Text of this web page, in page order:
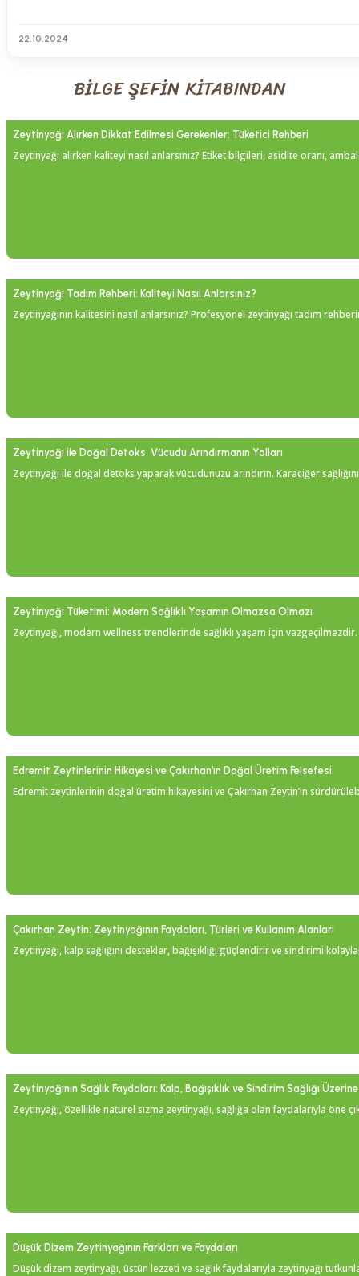
22.10.2024
BİLGE ŞEFİN KİTABINDAN
Zeytinyağı Alırken Dikkat Edilmesi Gerekenler: Tüketici Rehberi
Zeytinyağı alırken kaliteyi nasıl anlarsınız? Etiket bilgileri, asidite oranı,
Zeytinyağı Tadım Rehberi: Kaliteyi Nasıl Anlarsınız?
Zeytinyağının kalitesini nasıl anlarsınız? Profesyonel zeytinyağı tadım
Zeytinyağı ile Doğal Detoks: Vücudu Arındırmanın Yolları
Zeytinyağı ile doğal detoks yaparak vücudunuzu arındırın. Karaciğer
Zeytinyağı Tüketimi: Modern Sağlıklı Yaşamın Olmazsa Olmazı
Zeytinyağı, modern wellness trendlerinde sağlıklı yaşam için vazgeçilmezdir.
Edremit Zeytinlerinin Hikayesi ve Çakırhan’ın Doğal Üretim Felsefesi
Edremit zeytinlerinin doğal üretim hikayesini ve Çakırhan Zeytin’in
Çakırhan Zeytin: Zeytinyağının Faydaları, Türleri ve Kullanım Alanları
Zeytinyağı, kalp sağlığını destekler, bağışıklığı güçlendirir ve sindirimi
Zeytinyağının Sağlık Faydaları: Kalp, Bağışıklık ve Sindirim Sağlığı
Zeytinyağı, özellikle naturel sızma zeytinyağı, sağlığa olan faydalarıyla öne
Düşük Dizem Zeytinyağının Farkları ve Faydaları
Düşük dizem zeytinyağı, üstün lezzeti ve sağlık faydalarıyla zeytinyağı